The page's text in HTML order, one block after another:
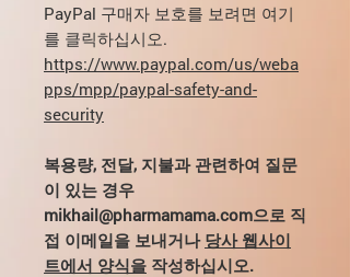
PayPal 구매자 보호를 보려면 여기
를 클릭하십시오.
https://www.paypal.com/us/weba
pps/mpp/paypal-safety-and-
security
복용량, 전달, 지불과 관련하여 질문
이 있는 경우
mikhail@pharmamama.com으로 직
접 이메일을 보내거나 당사 웹사이
트에서 양식을 작성하십시오.